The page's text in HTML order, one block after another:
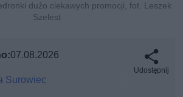
dużo ciekawych promocji, fot. Leszek
Szelest
07.08.2026
Surowiec
Udostępnij